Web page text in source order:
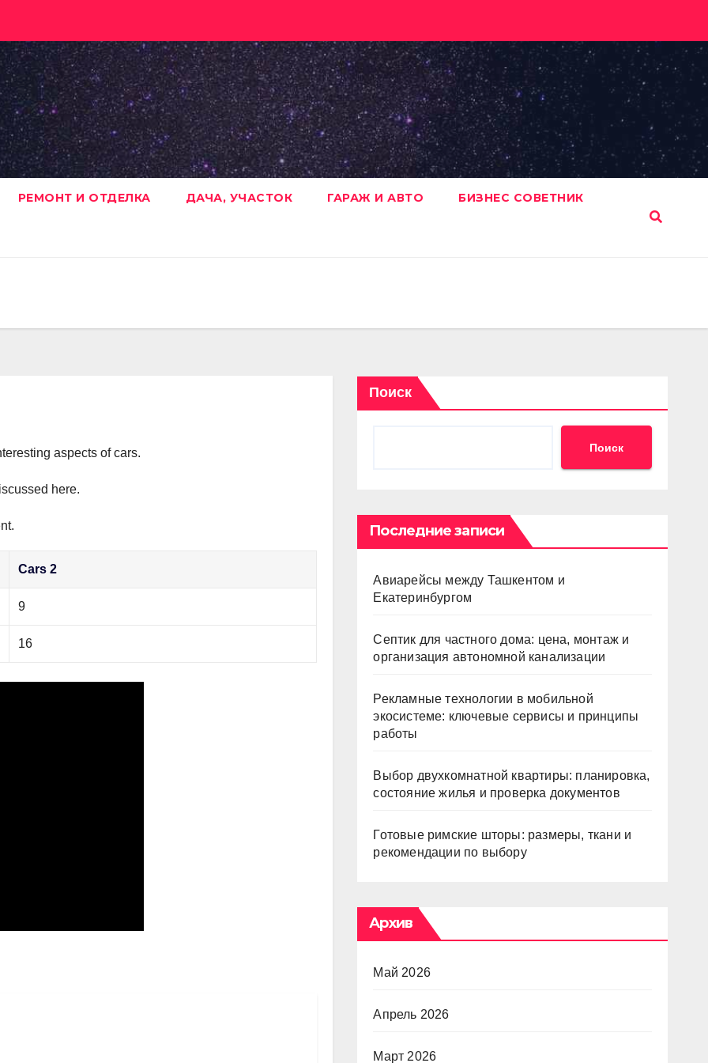
РЕМОНТ И ОТДЕЛКА ДАЧА, УЧАСТОК ГАРАЖ И АВТО БИЗНЕС СОВЕТНИК
aspects of cars.
here.
Cars 2
9
16
Поиск
Поиск
Последние записи
Авиарейсы между Ташкентом и
Екатеринбургом
Септик для частного дома: цена, монтаж и
организация автономной канализации
Рекламные технологии в мобильной
экосистеме: ключевые сервисы и принципы
работы
Выбор двухкомнатной квартиры: планировка,
состояние жилья и проверка документов
Готовые римские шторы: размеры, ткани и
рекомендации по выбору
Архив
Май 2026
Апрель 2026
Март 2026